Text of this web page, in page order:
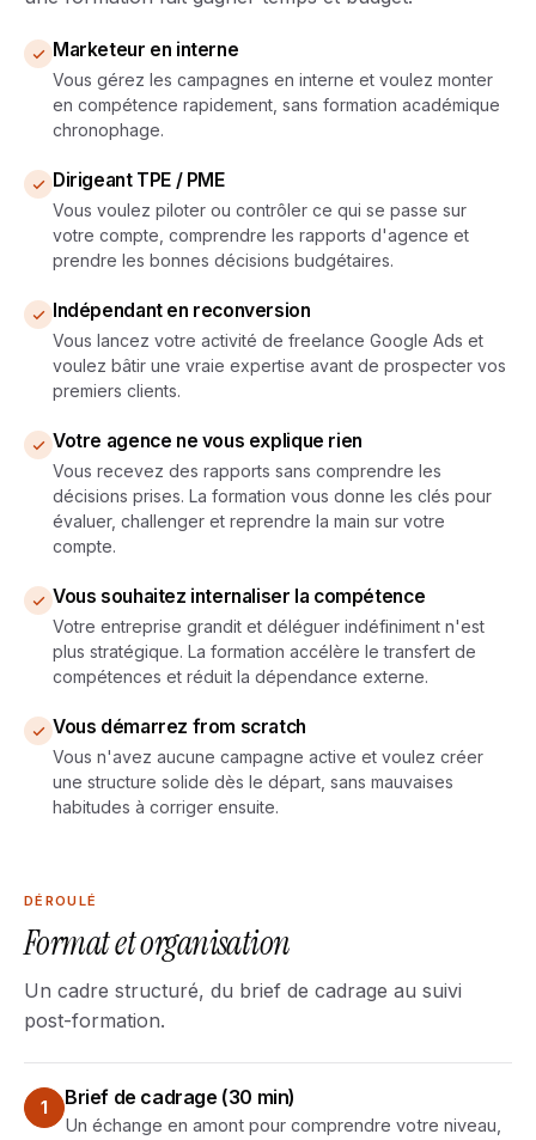
Marketeur en interne
Vous gérez les campagnes en interne et voulez monter
en compétence rapidement, sans formation académique
chronophage.
Dirigeant TPE / PME
Vous voulez piloter ou contrôler ce qui se passe sur
votre compte, comprendre les rapports d'agence et
prendre les bonnes décisions budgétaires.
Indépendant en reconversion
Vous lancez votre activité de freelance Google Ads et
voulez bâtir une vraie expertise avant de prospecter vos
premiers clients.
Votre agence ne vous explique rien
Vous recevez des rapports sans comprendre les
décisions prises. La formation vous donne les clés pour
évaluer, challenger et reprendre la main sur votre
compte.
Vous souhaitez internaliser la compétence
Votre entreprise grandit et déléguer indéfiniment n'est
plus stratégique. La formation accélère le transfert de
compétences et réduit la dépendance externe.
Vous démarrez from scratch
Vous n'avez aucune campagne active et voulez créer
une structure solide dès le départ, sans mauvaises
habitudes à corriger ensuite.
DÉROULÉ
Format et organisation
Un cadre structuré, du brief de cadrage au suivi
post-formation.
1 Brief de cadrage (30 min)
Un échange en amont pour comprendre votre niveau,